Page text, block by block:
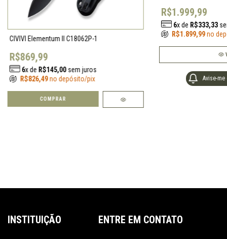
CIVIVI Elementum II C18062P-1
R$869,99
6x de R$145,00sem juros
R$826,49no depósito/pix
R$1.999,99
6x de R$333,33
R$1.899,99no
Avise-
INSTITUIÇÃO ENTRE EM CONTATO